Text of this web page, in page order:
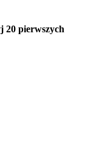
20 pierwszych